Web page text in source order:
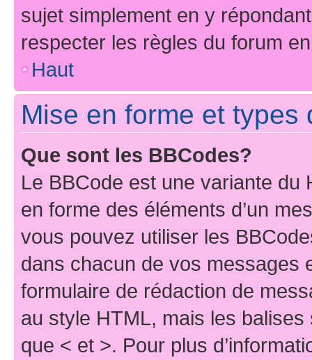
sujet simplement en y
respecter les règles du forum
Haut
Mise en forme et types
Que sont les BBCodes?
Le BBCode est une variante du
en forme des éléments d’un
vous pouvez utiliser les
dans chacun de vos messages
formulaire de rédaction de
au style HTML, mais les
que < et >. Pour plus